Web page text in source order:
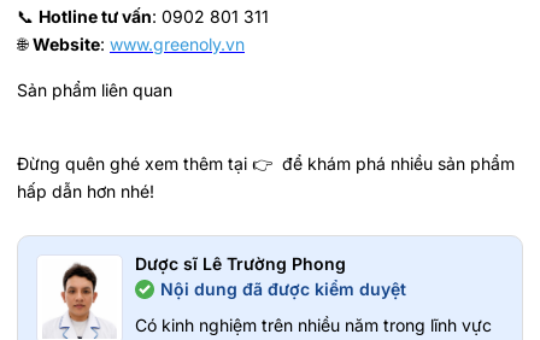
📞 Hotline tư vấn: 0902 801 311
🌐Website: www.greenoly.vn
Sản phẩm liên quan
Đừng quên ghé xem thêm tại 👉 để khám phá nhiều sản phẩm
hấp dẫn hơn nhé!
Dược sĩ Lê Trường Phong
Nội dung đã được kiểm duyệt
Có kinh nghiệm trên nhiều năm trong lĩnh vực